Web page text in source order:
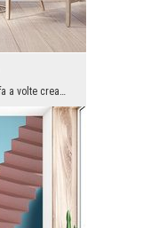
La moda attuale degli interni moderni ci fa a volte creare spazi troppo minimalisti e leggermente...